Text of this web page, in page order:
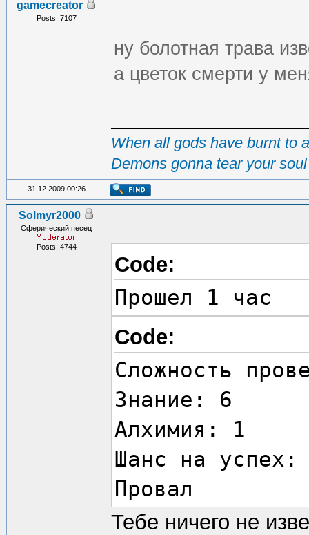
gamecreator
Posts: 7107
ну болотная трава
а цветок смерти у
When all gods have burnt to
Demons gonna tear your
31.12.2009 00:26
Solmyr2000
Сферический песец
Posts: 4744
Code:
Прошел 1 час
Code:
Сложность
Знание: 6
Алхимия: 1
Шанс на успех:
Провал
Тебе ничего не